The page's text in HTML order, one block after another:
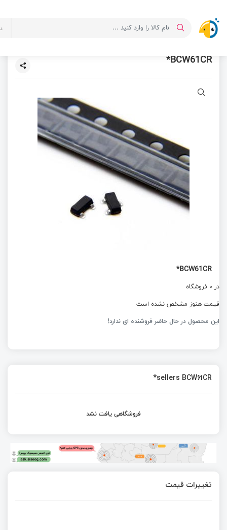
BCW61CR*
BCW61CR*
در 0 فروشگاه
قیمت هنوز مشخص نشده است
این محصول در حال حاضر فروشنده ای ندارد!
sellers BCW61CR*
فروشگاهی یافت نشد
تغییرات قیمت